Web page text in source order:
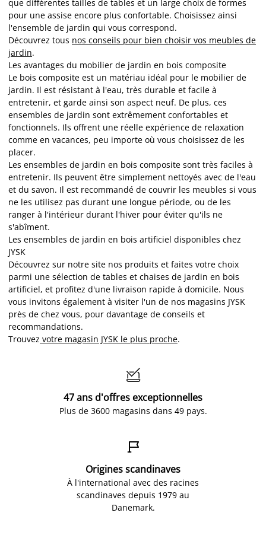
que différentes tailles de tables et un large choix de formes
pour une assise encore plus confortable. Choisissez ainsi
l'ensemble de jardin qui vous correspond.
Découvrez tous nos conseils pour bien choisir vos meubles de
jardin.
Les avantages du mobilier de jardin en bois composite
Le bois composite est un matériau idéal pour le mobilier de
jardin. Il est résistant à l'eau, très durable et facile à
entretenir, et garde ainsi son aspect neuf. De plus, ces
ensembles de jardin sont extrêmement confortables et
fonctionnels. Ils offrent une réelle expérience de relaxation
comme en vacances, peu importe où vous choisissez de les
placer.
Les ensembles de jardin en bois composite sont très faciles à
entretenir. Ils peuvent être simplement nettoyés avec de l'eau
et du savon. Il est recommandé de couvrir les meubles si vous
ne les utilisez pas durant une longue période, ou de les
ranger à l'intérieur durant l'hiver pour éviter qu'ils ne
s'abîment.
Les ensembles de jardin en bois artificiel disponibles chez
JYSK
Découvrez sur notre site nos produits et faites votre choix
parmi une sélection de tables et chaises de jardin en bois
artificiel, et profitez d'une livraison rapide à domicile. Nous
vous invitons également à visiter l'un de nos magasins JYSK
près de chez vous, pour davantage de conseils et
recommandations.
Trouvez votre magasin JYSK le plus proche.

47 ans d'offres exceptionnelles
Plus de 3600 magasins dans 49 pays.

Origines scandinaves
À l'international avec des racines
scandinaves depuis 1979 au
Danemark.